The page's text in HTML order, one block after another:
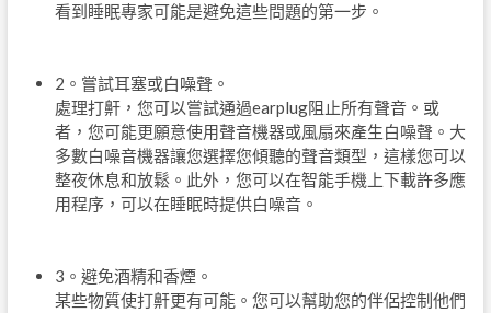
看到睡眠專家可能是避免這些問題的第一步。
2。嘗試耳塞或白噪聲。
處理打鼾，您可以嘗試通過earplug阻止所有聲音。或
者，您可能更願意使用聲音機器或風扇來產生白噪聲。大
多數白噪音機器讓您選擇您傾聽的聲音類型，這樣您可以
整夜休息和放鬆。此外，您可以在智能手機上下載許多應
用程序，可以在睡眠時提供白噪音。
3。避免酒精和香煙。
某些物質使打鼾更有可能。您可以幫助您的伴侶控制他們